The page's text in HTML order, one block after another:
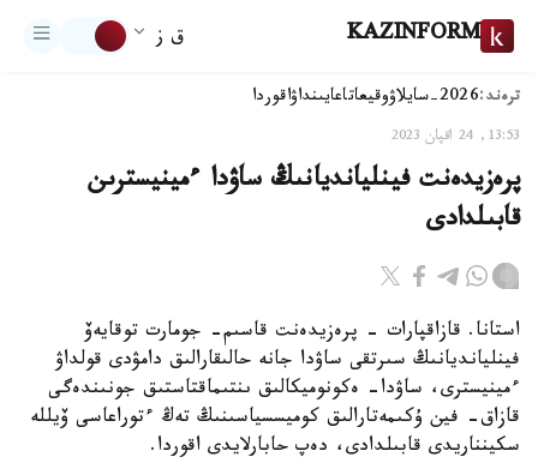
KAZINFORM ق ز
ترەند:2026-سايلاۋ وقيعاتاعايىنداۋاقوردا
13:53, 24 اقپان 2023
پرەزيدەنت فينليانديانىڭ ساۋدا ءمينيسترىن
قابىلدادى
استانا. قازاقپارات - پرەزيدەنت قاسىم- جومارت توقايەۆ
فينليانديانىڭ سىرتقى ساۋدا جانە حالىقارالىق دامۋدى قولداۋ
ءمينيسترى، ساۋدا- ەكونوميكالىق ىنتىماقتاستىق جونىندەگى
قازاق- فين ۇكىمەتارالىق كوميسسياسىنىڭ تەڭ ءتوراعاسى ۆيللە
سكينناريدى قابىلدادى، دەپ حابارلايدى اقوردا.